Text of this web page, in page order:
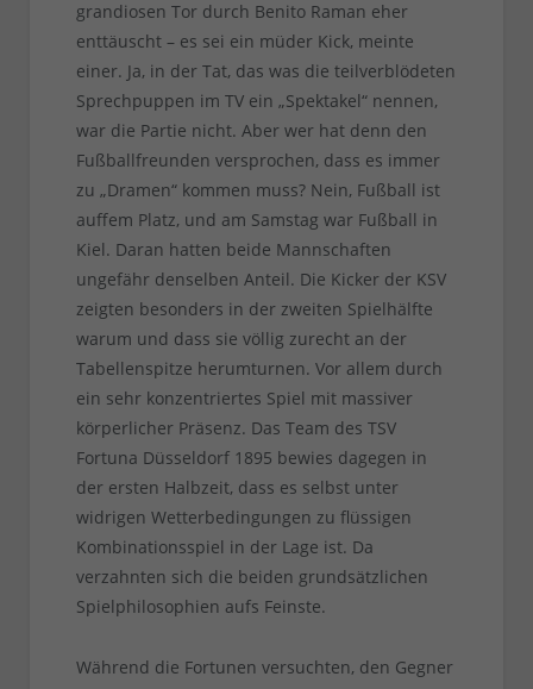
grandiosen Tor durch Benito Raman eher
enttäuscht – es sei ein müder Kick, meinte
einer. Ja, in der Tat, das was die teilverblödeten
Sprechpuppen im TV ein „Spektakel“ nennen,
war die Partie nicht. Aber wer hat denn den
Fußballfreunden versprochen, dass es immer
zu „Dramen“ kommen muss? Nein, Fußball ist
auffem Platz, und am Samstag war Fußball in
Kiel. Daran hatten beide Mannschaften
ungefähr denselben Anteil. Die Kicker der KSV
zeigten besonders in der zweiten Spielhälfte
warum und dass sie völlig zurecht an der
Tabellenspitze herumturnen. Vor allem durch
ein sehr konzentriertes Spiel mit massiver
körperlicher Präsenz. Das Team des TSV
Fortuna Düsseldorf 1895 bewies dagegen in
der ersten Halbzeit, dass es selbst unter
widrigen Wetterbedingungen zu flüssigen
Kombinationsspiel in der Lage ist. Da
verzahnten sich die beiden grundsätzlichen
Spielphilosophien aufs Feinste.
Während die Fortunen versuchten, den Gegner